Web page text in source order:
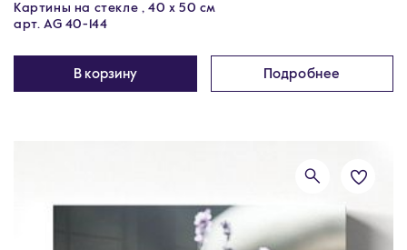
Картины на стекле , 40 х 50 см
арт. AG 40-144
В корзину Подробнее